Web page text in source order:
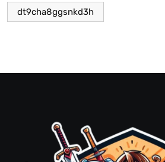
dt9cha8ggsnkd3h